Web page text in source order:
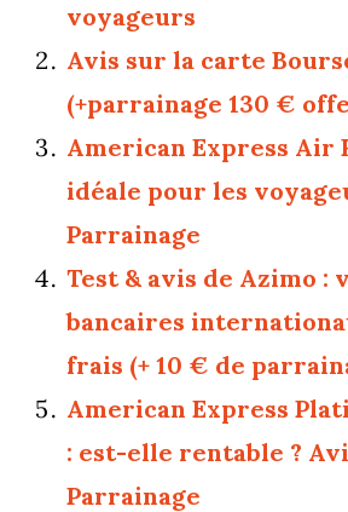
voyageurs
Avis sur la carte
(+parrainage 130 €
American Express Air
idéale pour les
Parrainage
Test & avis de Azimo :
bancaires
frais (+ 10 € de
American Express
: est-elle rentable ?
Parrainage